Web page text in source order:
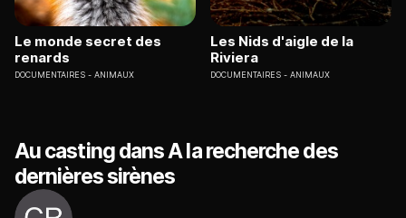
Le monde secret des
renards
DOCUMENTAIRES ANIMAUX
Les Nids d'aigle de la
Riviera
DOCUMENTAIRES ANIMAUX
Au casting dans A la recherche des
dernières sirènes